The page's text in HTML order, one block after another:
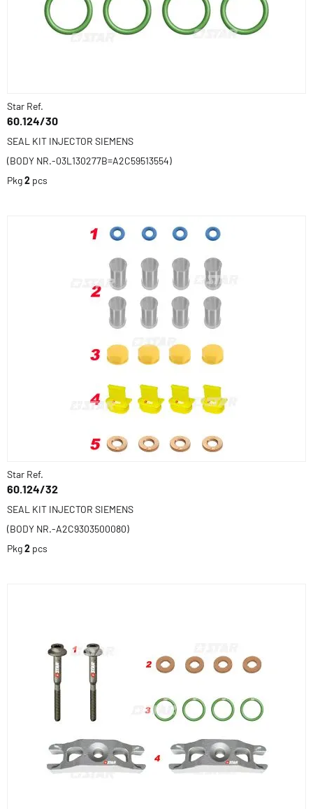
Star Ref.
60.124/30
SEAL KIT INJECTOR SIEMENS
(BODY NR.-03L130277B=A2C59513554)
Pkg2 pcs
Star Ref.
60.124/32
SEAL KIT INJECTOR SIEMENS
(BODY NR.-A2C9303500080)
Pkg2 pcs